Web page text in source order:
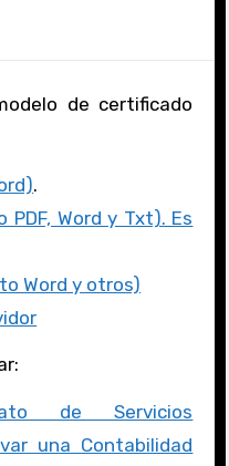
de certificado
.
Word y Txt). Es
Word y otros)
de Servicios
una Contabilidad